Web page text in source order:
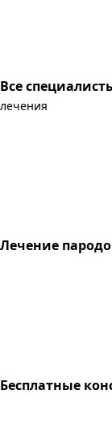
Все
лечения
Лечение
Бесплатные